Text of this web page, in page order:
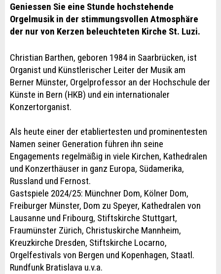
Geniessen Sie eine Stunde hochstehende
Orgelmusik in der stimmungsvollen Atmosphäre
der nur von Kerzen beleuchteten Kirche St. Luzi.
Christian Barthen, geboren 1984 in Saarbrücken, ist
Organist und Künstlerischer Leiter der Musik am
Berner Münster, Orgelprofessor an der Hochschule der
Künste in Bern (HKB) und ein internationaler
Konzertorganist.
Als heute einer der etabliertesten und prominentesten
Namen seiner Generation führen ihn seine
Engagements regelmäßig in viele Kirchen, Kathedralen
und Konzerthäuser in ganz Europa, Südamerika,
Russland und Fernost.
Gastspiele 2024/25: Münchner Dom, Kölner Dom,
Freiburger Münster, Dom zu Speyer, Kathedralen von
Lausanne und Fribourg, Stiftskirche Stuttgart,
Fraumünster Zürich, Christuskirche Mannheim,
Kreuzkirche Dresden, Stiftskirche Locarno,
Orgelfestivals von Bergen und Kopenhagen, Staatl.
Rundfunk Bratislava u.v.a.